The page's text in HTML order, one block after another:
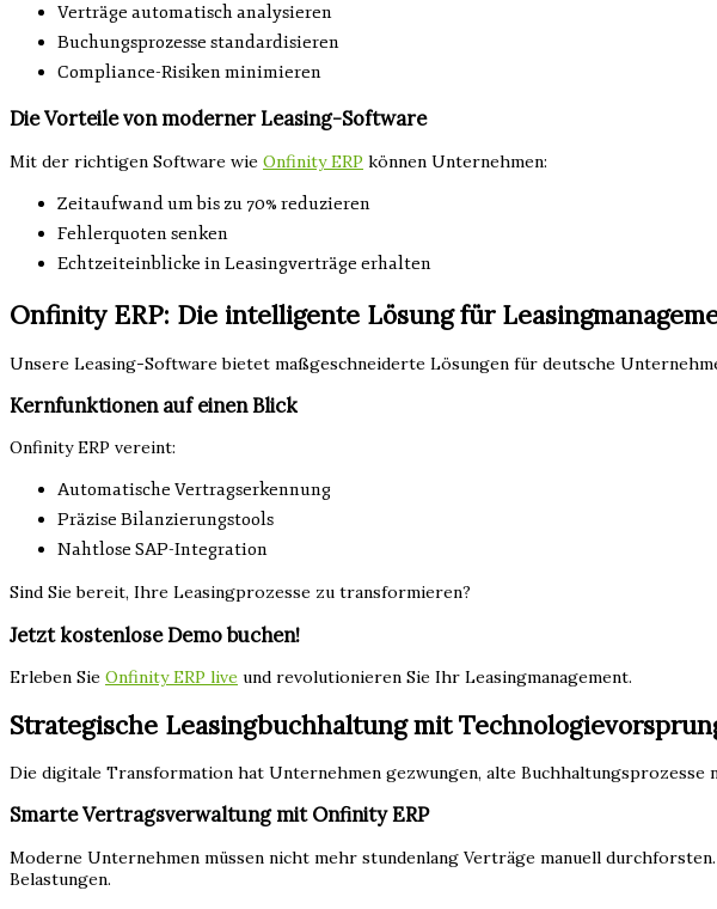
Verträge automatisch analysieren
Buchungsprozesse standardisieren
Compliance-Risiken minimieren
Die Vorteile von moderner Leasing-Software
Mit der richtigen Software wie Onfinity ERP können Unternehmen:
Zeitaufwand um bis zu 70% reduzieren
Fehlerquoten senken
Echtzeiteinblicke in Leasingverträge erhalten
Onfinity ERP: Die intelligente Lösung für
Unsere Leasing-Software bietet maßgeschneiderte Lösungen für deutsche
Kernfunktionen auf einen Blick
Onfinity ERP vereint:
Automatische Vertragserkennung
Präzise Bilanzierungstools
Nahtlose SAP-Integration
Sind Sie bereit, Ihre Leasingprozesse zu transformieren?
Jetzt kostenlose Demo buchen!
Erleben Sie Onfinity ERP live und revolutionieren Sie Ihr Leasingmanagement.
Strategische Leasingbuchhaltung mit
Die digitale Transformation hat Unternehmen gezwungen, alte Buchhaltungsprozesse
Smarte Vertragsverwaltung mit Onfinity ERP
Moderne Unternehmen müssen nicht mehr stundenlang Verträge manuell durchforsten.
Belastungen.